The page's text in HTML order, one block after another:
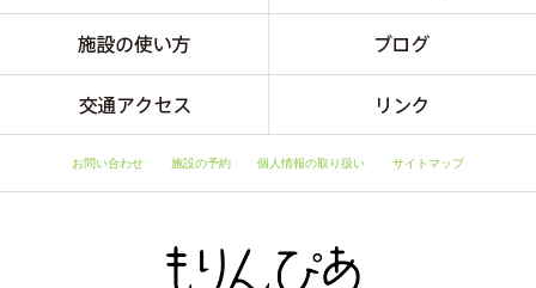
お問い合わせ 施設の予約 個人情報の取り扱い サイトマップ